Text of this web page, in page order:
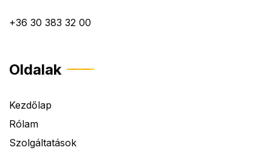
+36 30 383 32 00
Oldalak
Kezdőlap
Rólam
Szolgáltatások